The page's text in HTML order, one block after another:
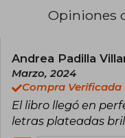
TikTok.
sopas de
Opiniones
Andrea Padilla
Marzo, 2024
Compra Verificada
El libro llegó en
letras plateadas